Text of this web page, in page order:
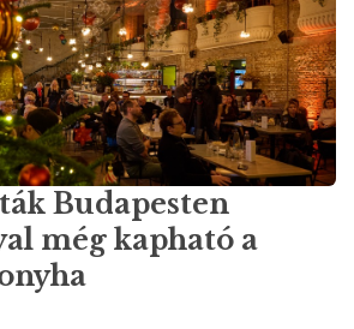
Budapesten
még kapható a